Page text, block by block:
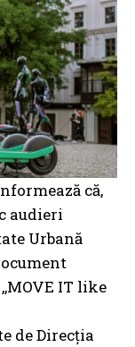
că,
audieri
Urbană
IT like
de Direcția